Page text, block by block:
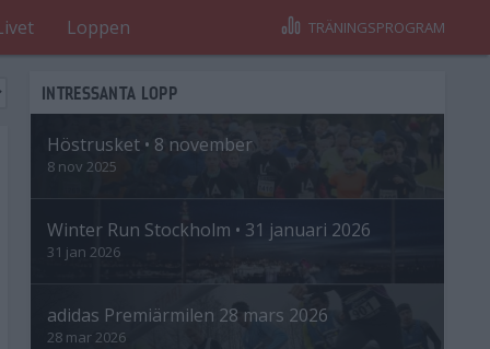
Loppen TRÄNINGSPROGRAM
INTRESSANTA LOPP
Höstrusket • 8 november
8 nov 2025
Winter Run Stockholm • 31 januari 2026
31 jan 2026
adidas Premiärmilen 28 mars 2026
28 mar 2026